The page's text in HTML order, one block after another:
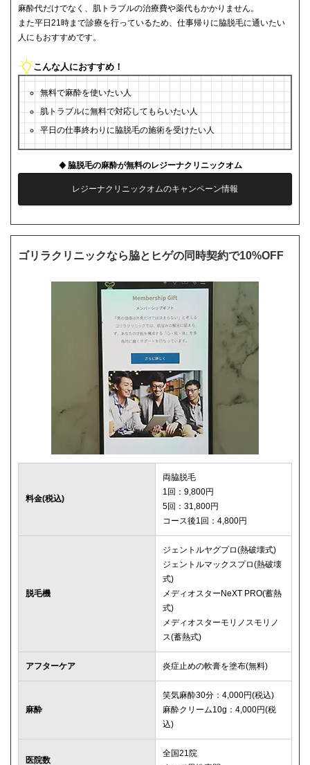
麻酔代だけでなく、肌トラブルの治療費や薬代もかかりません。
また平日21時まで診療を行っているため、仕事帰りに脇脱毛に通いたい
人にもおすすめです。
こんな人におすすめ！
無料で麻酔を使いたい人
肌トラブルに無料で対応してもらいたい人
平日の仕事終わりに脇脱毛の施術を受けたい人
脇脱毛の麻酔が無料のレジーナクリニックオム
レジーナクリニックオムのキャンペーン情報
ゴリラクリニックなら脇とヒゲの同時契約で10%OFF
料金(税込)
両脇脱毛
1回：9,800円
5回：31,800円
コース後1回：4,800円
脱毛機
ジェントルヤグプロ(熱破壊式)
ジェントルマックスプロ(熱破壊
式)
メディオスターNeXT PRO(蓄熱
式)
メディオスターモリノスモリノ
ス(蓄熱式)
アフターケア 炎症止めの軟膏を塗布(無料)
麻酔
笑気麻酔30分：4,000円(税込)
麻酔クリーム10g：4,000円(税
込)
医院数
全国21院